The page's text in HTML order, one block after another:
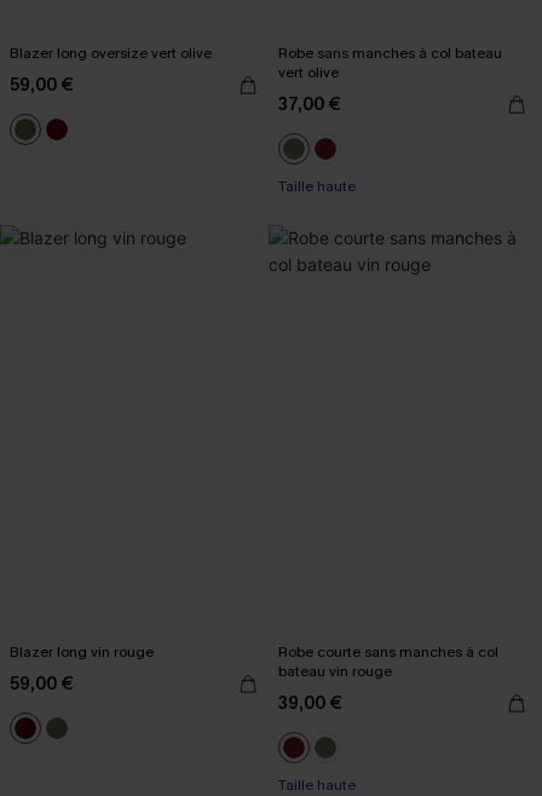
Blazer long oversize vert olive
59,00 €
Robe sans manches à col bateau
vert olive
37,00 €
Taille haute
Blazer long vin rouge
59,00 €
Robe courte sans manches à col
bateau vin rouge
39,00 €
Taille haute